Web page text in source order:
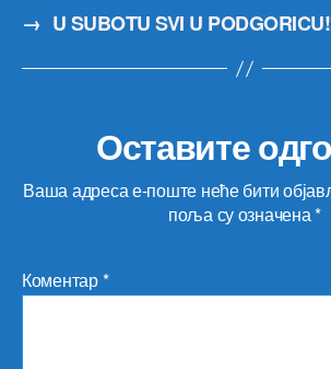
→ U SUBOTU SVI U PODGORICU!
Оставите
Ваша адреса е-поште неће бити
поља су означена*
Коментар*